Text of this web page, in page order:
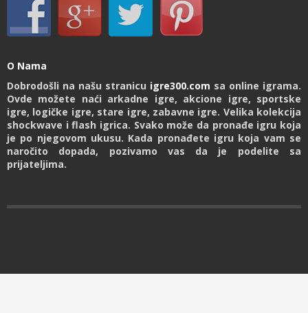
O Nama
Dobrodošli na našu stranicu igre300.com sa online igrama.
Ovde možete naći arkadne igre, akcione igre, sportske
igre, logičke igre, stare igre, zabavne igre. Velika kolekcija
shockwave i flash igrica. Svako može da pronađe igru koja
je po njegovom ukusu. Kada pronađete igru koja vam se
naročito dopada, pozivamo vas da je podelite sa
prijateljima.